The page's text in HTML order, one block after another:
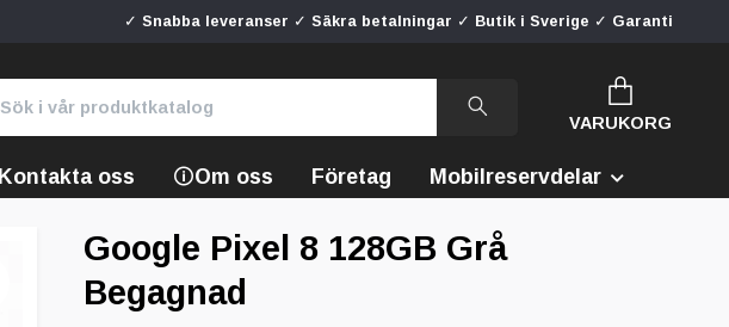
✓ Snabba leveranser ✓ Säkra betalningar ✓ Butik i Sverige ✓ Garanti
VARUKORG
Kontakta oss 🛈Om oss Företag Mobilreservdelar
Google Pixel 8 128GB Grå
Begagnad